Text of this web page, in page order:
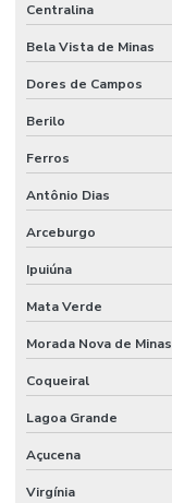
Centralina
Bela Vista de Minas
Dores de Campos
Berilo
Ferros
Antônio Dias
Arceburgo
Ipuiúna
Mata Verde
Morada Nova de Minas
Coqueiral
Lagoa Grande
Açucena
Virgínia